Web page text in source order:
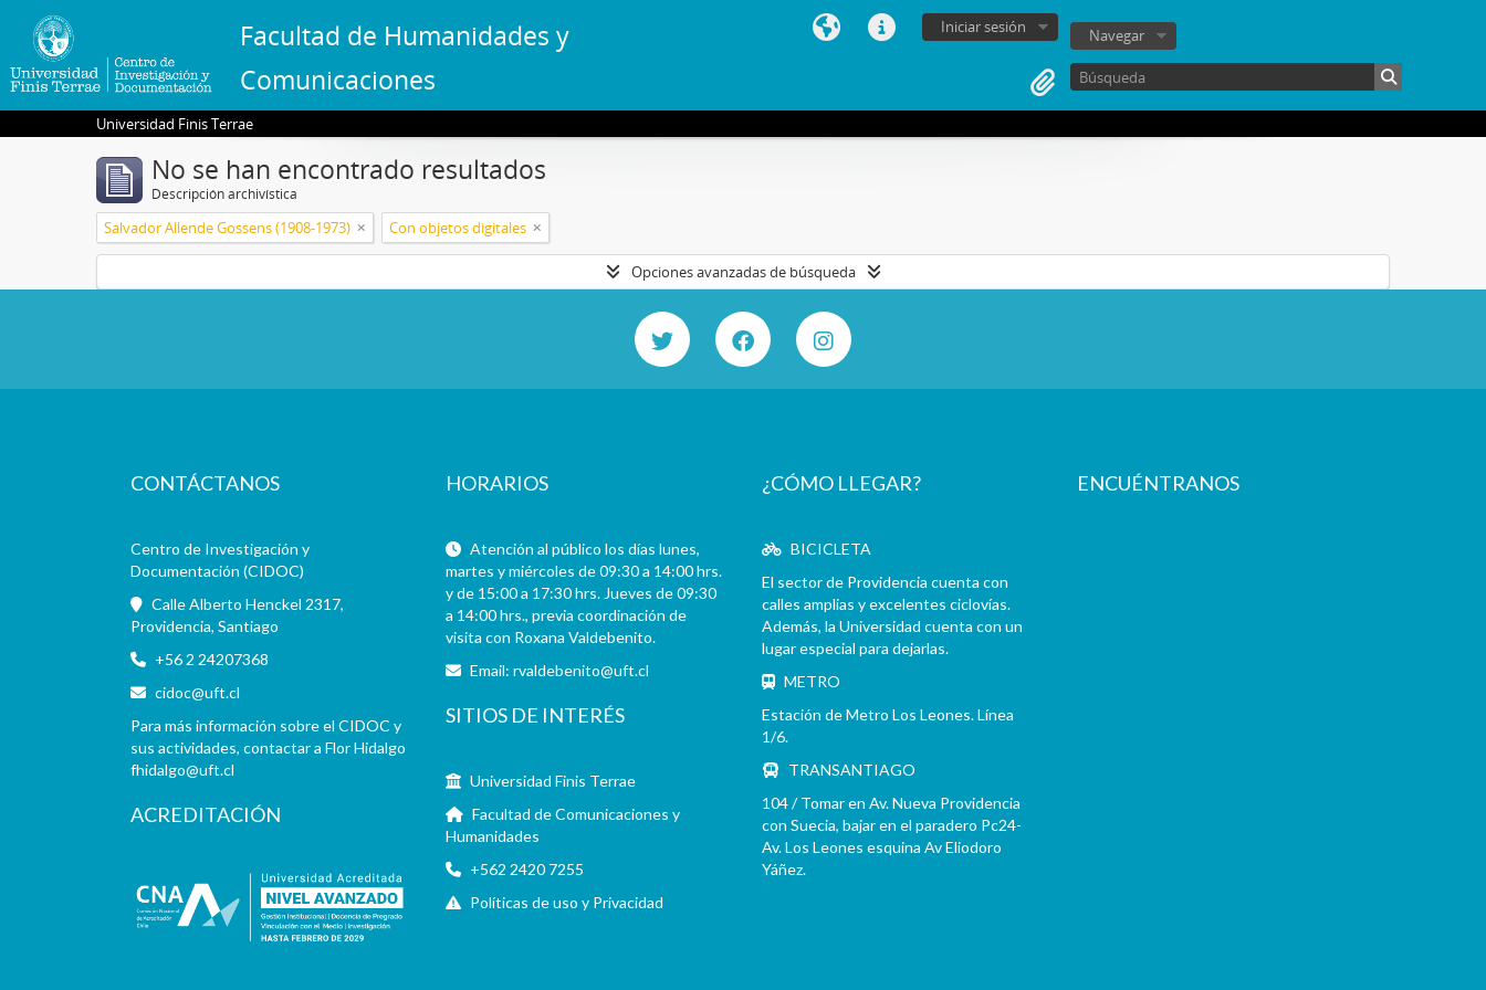
Facultad de Humanidades y
Comunicaciones
Iniciar sesión Navegar
Universidad Finis Terrae
No se han encontrado resultados
Descripción archivística
Salvador Allende Gossens (1908-1973) Con objetos digitales
Opciones avanzadas de búsqueda
CONTÁCTANOS
Centro de Investigación y
Documentación (CIDOC)
Calle Alberto Henckel 2317,
Providencia, Santiago
+56 2 24207368
cidoc@uft.cl
Para más información sobre el CIDOC y
sus actividades, contactar a Flor Hidalgo
fhidalgo@uft.cl
ACREDITACIÓN
HORARIOS
Atención al público los días lunes,
martes y miércoles de 09:30 a 14:00 hrs.
y de 15:00 a 17:30 hrs. Jueves de 09:30
a 14:00 hrs., previa coordinación de
visita con Roxana Valdebenito.
Email:rvaldebenito@uft.cl
SITIOS DE INTERÉS
Universidad Finis Terrae
Facultad de Comunicaciones y
Humanidades
+562 2420 7255
Políticas de uso y Privacidad
¿CÓMO LLEGAR?
BICICLETA
El sector de Providencia cuenta con
calles amplias y excelentes ciclovías.
Además, la Universidad cuenta con un
lugar especial para dejarlas.
METRO
Estación de Metro Los Leones. Línea
1/6.
TRANSANTIAGO
104 / Tomar en Av. Nueva Providencia
con Suecia, bajar en el paradero Pc24-
Av. Los Leones esquina Av Eliodoro
Yáñez.
ENCUÉNTRANOS